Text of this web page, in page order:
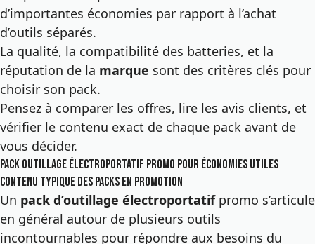
d’importantes économies par rapport à l’achat
d’outils séparés.
La qualité, la compatibilité des batteries, et la
réputation de la marque sont des critères clés pour
choisir son pack.
Pensez à comparer les offres, lire les avis clients, et
vérifier le contenu exact de chaque pack avant de
vous décider.
Pack outillage électroportatif promo pour économies utiles
Contenu typique des packs en promotion
Un pack d’outillage électroportatifpromo s’articule
en général autour de plusieurs outils
incontournables pour répondre aux besoins du